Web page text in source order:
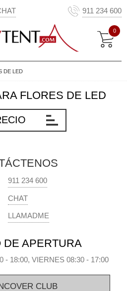
911 234 600
0
DE LED
FLORES DE LED
911 234 600
CHAT
LLAMADME
DE APERTURA
- 18:00, VIERNES 08:30 - 17:00
CLUB